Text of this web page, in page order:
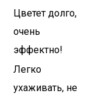
Цветет долго,
очень
эффектно!
Легко
ухаживать, не